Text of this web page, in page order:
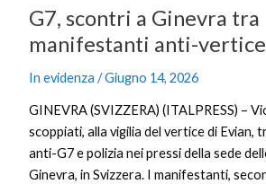
G7, scontri a Ginevra tra
manifestanti anti-
In evidenza /Giugno 14, 2026
GINEVRA (SVIZZERA) (ITALPRESS) –
scoppiati, alla vigilia del vertice di Evian,
anti-G7 e polizia nei pressi della sede
Ginevra, in Svizzera. I manifestanti,